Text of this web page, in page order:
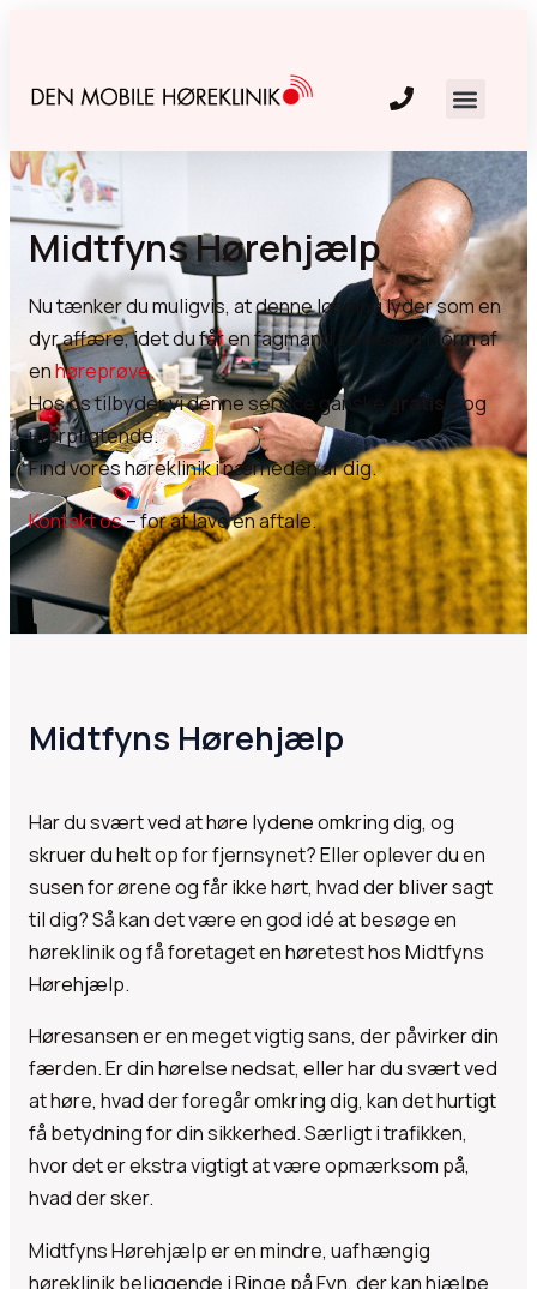
Midtfyns Hørehjælp
Nu tænker du muligvis, at denne løsning lyder som en
dyr affære, idet du får en fagmand på besøg i form af
enhøreprøve.
Hos os tilbyder vi denne service ganske gratis– og
uforpligtende.
Find vores høreklinik i nærheden af dig.
Kontakt os– for at lave en aftale.
Midtfyns Hørehjælp
Har du svært ved at høre lydene omkring dig, og
skruer du helt op for fjernsynet? Eller oplever du en
susen for ørene og får ikke hørt, hvad der bliver sagt
til dig? Så kan det være en god idé at besøge en
høreklinik og få foretaget en høretest hos Midtfyns
Hørehjælp.
Høresansen er en meget vigtig sans, der påvirker din
færden. Er din hørelse nedsat, eller har du svært ved
at høre, hvad der foregår omkring dig, kan det hurtigt
få betydning for din sikkerhed. Særligt i trafikken,
hvor det er ekstra vigtigt at være opmærksom på,
hvad der sker.
Midtfyns Hørehjælp er en mindre, uafhængig
høreklinik beliggende i Ringe på Fyn, der kan hjælpe